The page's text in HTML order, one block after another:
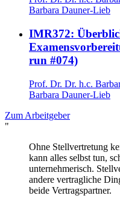
Barbara Dauner-Lieb
IMR372:
run #074)
Prof. Dr. Dr. h.c.
Barbara Dauner-Lieb
Zum Arbeitgeber
"
Ohne Stellvertretung
kann alles selbst tun,
unternehmerisch.
andere vertragliche
beide Vertragspartner.